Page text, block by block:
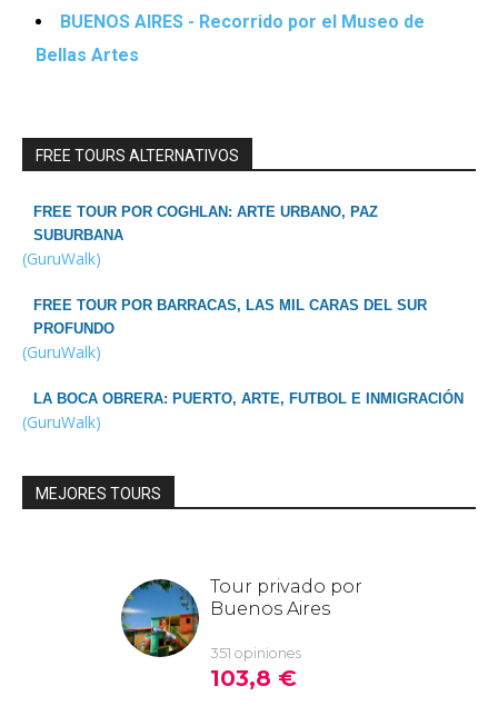
BUENOS AIRES - Recorrido por el Museo de
Bellas Artes
FREE TOURS ALTERNATIVOS
FREE TOUR POR COGHLAN: ARTE URBANO, PAZ
SUBURBANA
(GuruWalk)
FREE TOUR POR BARRACAS, LAS MIL CARAS DEL SUR
PROFUNDO
(GuruWalk)
LA BOCA OBRERA: PUERTO, ARTE, FUTBOL E INMIGRACIÓN
(GuruWalk)
MEJORES TOURS